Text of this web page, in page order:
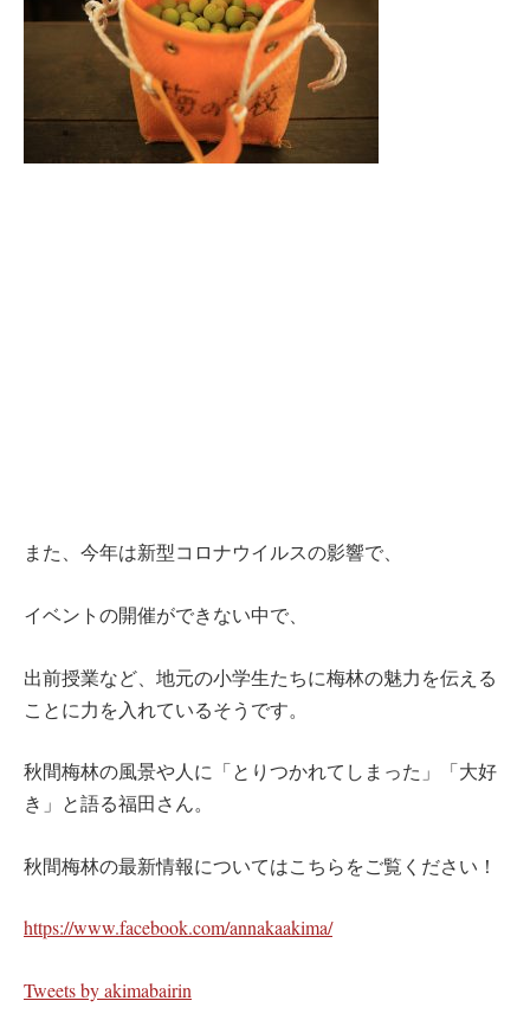
また、今年は新型コロナウイルスの影響で、
イベントの開催ができない中で、
出前授業など、地元の小学生たちに梅林の魅力を伝える
ことに力を入れているそうです。
秋間梅林の風景や人に「とりつかれてしまった」「大好
き」と語る福田さん。
秋間梅林の最新情報についてはこちらをご覧ください！
https://www.facebook.com/annakaakima/
Tweets by akimabairin